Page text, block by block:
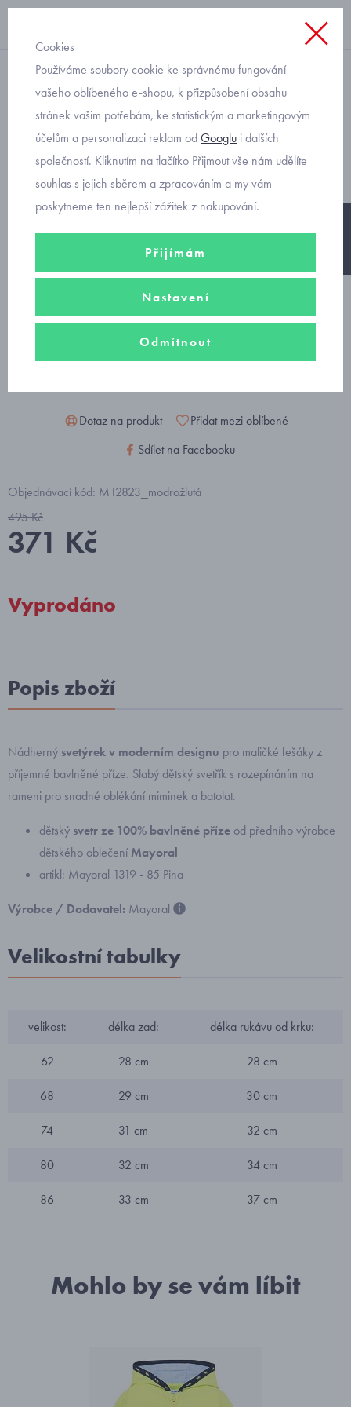
svetry
bavlněný svetřík pro
miminko Mayoral 1319
Dotaz na produkt
Přidat mezi oblíbené
Sdílet na Facebooku
Objednávací kód: M12823_modrožlutá
495 Kč
371 Kč
Vyprodáno
Popis zboží
Nádherný svetýrek v moderním designu pro maličké fešáky z
příjemné bavlněné příze. Slabý dětský svetřík s rozepínáním na
rameni pro snadné oblékání miminek a batolat.
dětský svetr ze 100% bavlněné příze od předního výrobce
dětského oblečení Mayoral
artikl: Mayoral 1319 - 85 Pina
Výrobce / Dodavatel: Mayoral
Velikostní tabulky
velikost: délka zad: délka rukávu od krku:
62 28 cm 28 cm
68 29 cm 30 cm
74 31 cm 32 cm
80 32 cm 34 cm
86 33 cm 37 cm
Mohlo by se vám líbit
Cookies
Používáme soubory cookie ke správnému fungování
vašeho oblíbeného e-shopu, k přizpůsobení obsahu
stránek vašim potřebám, ke statistickým a marketingovým
účelům a personalizaci reklam odGooglu i dalších
společností. Kliknutím na tlačítko Přijmout vše nám udělíte
souhlas s jejich sběrem a zpracováním a my vám
poskytneme ten nejlepší zážitek z nakupování.
Přijímám
Nastavení
Odmítnout